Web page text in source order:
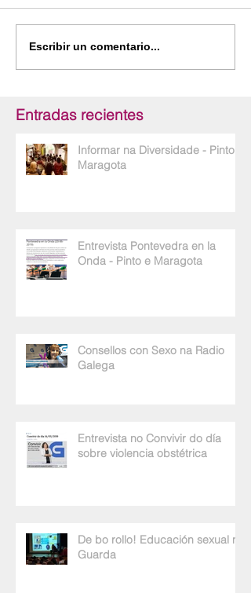
Escribir un comentario...
Entradas recientes
Informar na Diversidade - Pinto e
Maragota
Entrevista Pontevedra en la
Onda - Pinto e Maragota
Consellos con Sexo na Radio
Galega
Entrevista no Convivir do día
sobre violencia obstétrica
De bo rollo! Educación sexual na
Guarda